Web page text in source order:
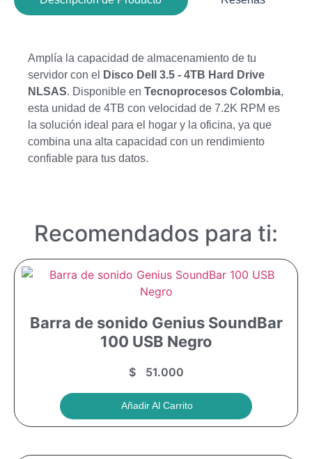
Amplía la capacidad de almacenamiento de tu
servidor con el
Disco Dell 3.5 - 4TB Hard Drive
NLSAS. Disponible en Tecnoprocesos Colombia,
esta unidad de 4TB con velocidad de 7.2K RPM es
la solución ideal para el hogar y la oficina, ya que
combina una alta capacidad con un rendimiento
confiable para tus datos.
Recomendados para ti:
Barra de sonido Genius SoundBar
100 USB Negro
$51.000
Añadir Al Carrito